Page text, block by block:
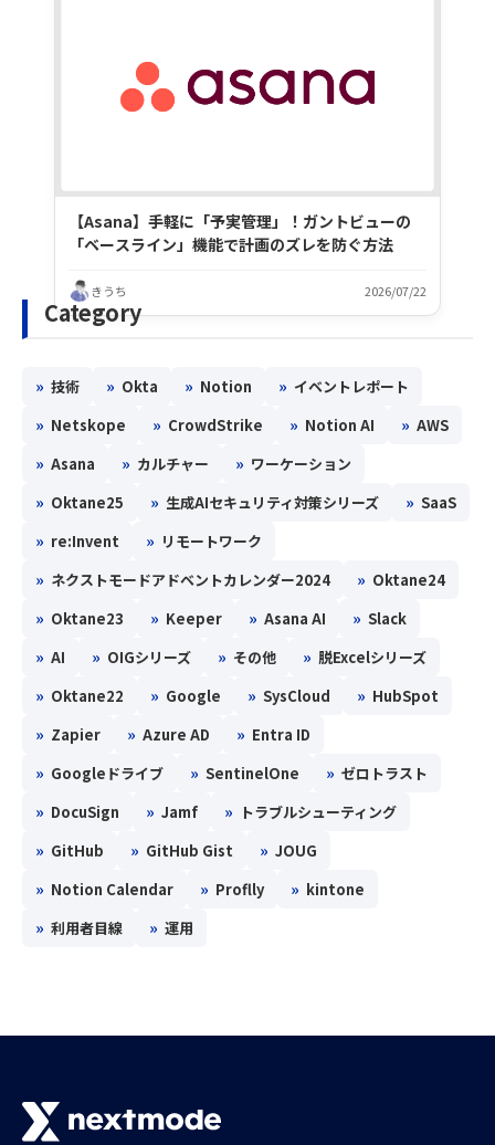
【Asana】手軽に「予実管理」！ガントビューの
「ベースライン」機能で計画のズレを防ぐ方法
きうち 2026/07/22
Category
» 技術 » Okta » Notion » イベントレポート
» Netskope » CrowdStrike » Notion AI » AWS
» Asana » カルチャー » ワーケーション
» Oktane25 » 生成AIセキュリティ対策シリーズ » SaaS
» re:Invent » リモートワーク
» ネクストモードアドベントカレンダー2024 » Oktane24
» Oktane23 » Keeper » Asana AI » Slack
» AI » OIGシリーズ » その他 » 脱Excelシリーズ
» Oktane22 » Google » SysCloud » HubSpot
» Zapier » Azure AD » Entra ID
» Googleドライブ » SentinelOne » ゼロトラスト
» DocuSign » Jamf » トラブルシューティング
» GitHub » GitHub Gist » JOUG
» Notion Calendar » Proflly » kintone
» 利用者目線 » 運用